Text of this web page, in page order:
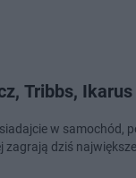
Tribbs,
w samochód,
zagrają dziś